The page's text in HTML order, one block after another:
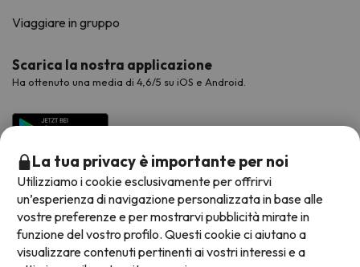
Viaggiare in gruppo
Scarica la nostra applicazione
Ha ottenuto una media di 4,6/5 su iOS e Android.
Metodi di pagamento disponibili
La tua privacy è importante per noi
Utilizziamo i cookie esclusivamente per offrirvi
un’esperienza di navigazione personalizzata in base alle
vostre preferenze e per mostrarvi pubblicità mirate in
funzione del vostro profilo. Questi cookie ci aiutano a
visualizzare contenuti pertinenti ai vostri interessi e a